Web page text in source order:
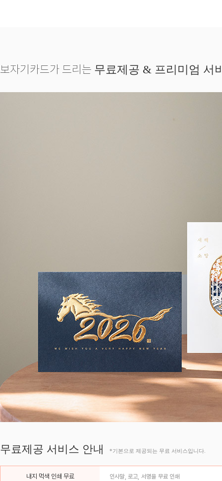
보자기카드가 드리는 무료제공 & 프리미엄 서
무료제공 서비스 안내 *기본으로 제공되는 무료 서비스입니다.
내지 먹색 인쇄 무료 인사말, 로고, 서명을 무료 인쇄